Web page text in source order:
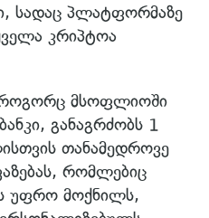
სადაც პლატფორმაზე
კრიპტოა
როგორც მსოფლიოში
განაგრძობს 1
თანამედროვე
რომლებიც
უფრო მოქნილს,